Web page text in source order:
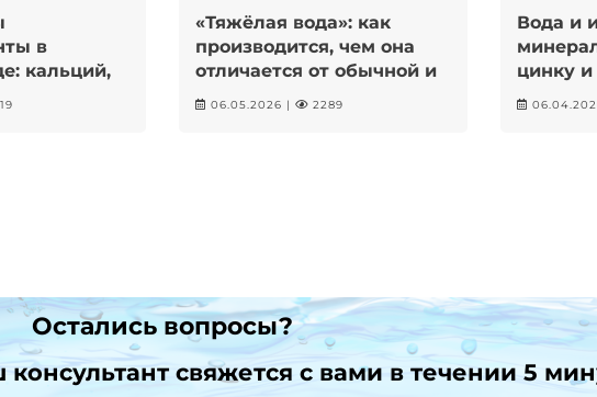
в
кальций,
«Тяжёлая вода»: как
производится, чем она
отличается от обычной и
можно ли ее пить?
06.05.2026 | 2289
Вода и
цинку и
Остались вопросы?
свяжется с вами в течении 5